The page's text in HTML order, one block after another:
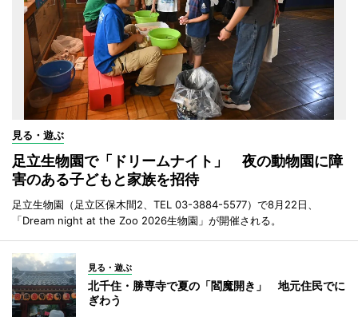
見る・遊ぶ
足立生物園で「ドリームナイト」 夜の動物園に障
害のある子どもと家族を招待
足立生物園（足立区保木間2、TEL 03-3884-5577）で8月22日、
「Dream night at the Zoo 2026生物園」が開催される。
見る・遊ぶ
北千住・勝専寺で夏の「閻魔開き」 地元住民でに
ぎわう